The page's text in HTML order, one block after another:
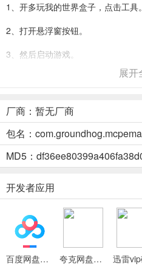
1、开多玩我的世界盒子，点击工具。
2、打开悬浮窗按钮。
3、然后启动游戏。
4、打开游戏后会发现右上角有个
了。
mcpe master特色
-玩家：无敌|飞行|疾跑
-游戏：天气|时间|模式|显血
-本地联机：追踪你的小伙伴
-快速建造：一键添加直线，方体，
展开
厂商：暂无厂商
包名：
MD5：
开发者应用
百度网盘绿色免安装Pc电脑版 夸克网盘官方正式版